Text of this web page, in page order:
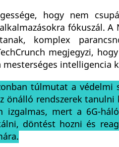
hogy nem
fókuszál.
komplex
megjegyzi,
mesterséges intelligencia
túlmutat a védelmi
önálló rendszerek
izgalmas, mert a 6G-
döntést hozni és